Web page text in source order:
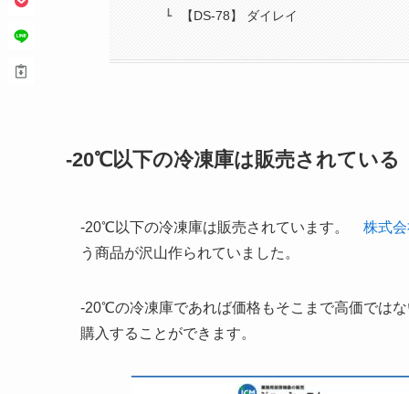
【DS-78】 ダイレイ
-20℃以下の冷凍庫は販売されている
-20℃以下の冷凍庫は販売されています。 株式
う商品が沢山作られていました。
-20℃の冷凍庫であれば価格もそこまで高価では
購入することができます。